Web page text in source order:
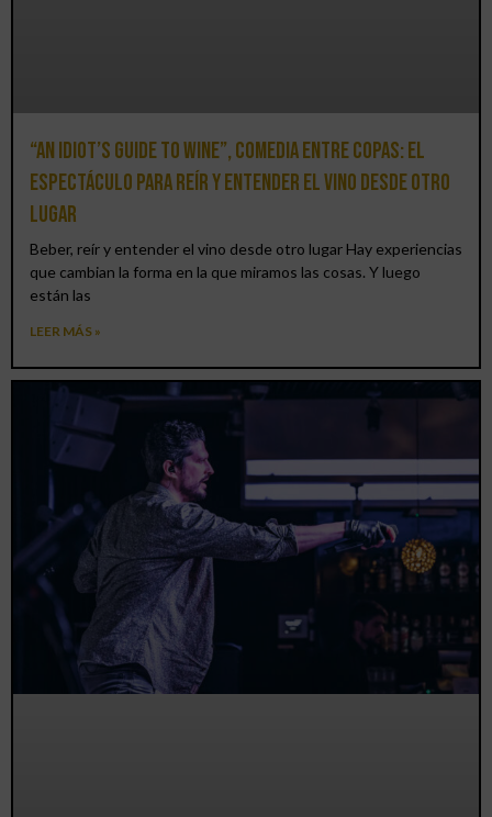
“An Idiot’s Guide to Wine”, comedia entre copas: el
espectáculo para reír y entender el vino desde otro
lugar
Beber, reír y entender el vino desde otro lugar Hay experiencias
que cambian la forma en la que miramos las cosas. Y luego
están las
LEER MÁS »